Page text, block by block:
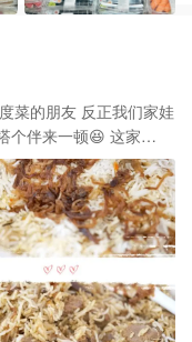
来一顿😆 这家
了 有几家店，常去
家的囊 刚出锅的囊又香
，咔咔下饭 羊肉味道也